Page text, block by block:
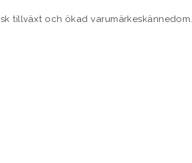
tillväxt och ökad varumärkeskännedom.